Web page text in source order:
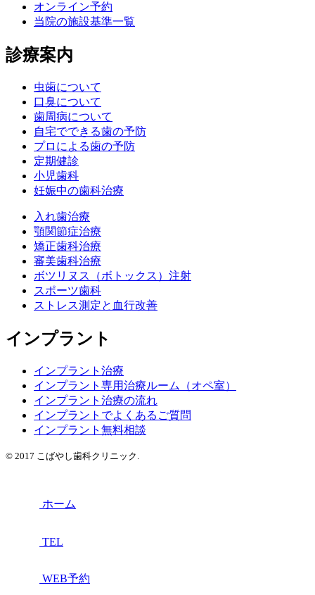
オンライン予約
当院の施設基準一覧
診療案内
虫歯について
口臭について
歯周病について
自宅でできる歯の予防
プロによる歯の予防
定期健診
小児歯科
妊娠中の歯科治療
入れ歯治療
顎関節症治療
矯正歯科治療
審美歯科治療
ボツリヌス（ボトックス）注射
スポーツ歯科
ストレス測定と血行改善
インプラント
インプラント治療
インプラント専用治療ルーム（オペ室）
インプラント治療の流れ
インプラントでよくあるご質問
インプラント無料相談
© 2017 こばやし歯科クリニック.
ホーム
TEL
WEB予約